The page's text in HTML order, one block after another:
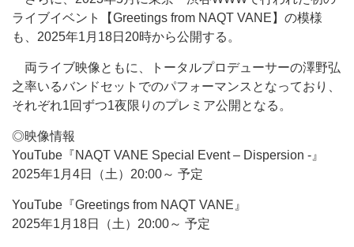
ライブイベント【Greetings from NAQT VANE】の模様
も、2025年1月18日20時から公開する。
両ライブ映像ともに、トータルプロデューサーの澤野弘
之率いるバンドセットでのパフォーマンスとなっており、
それぞれ1回ずつ1夜限りのプレミア公開となる。
◎映像情報
YouTube『NAQT VANE Special Event – Dispersion -』
2025年1月4日（土）20:00～ 予定
YouTube『Greetings from NAQT VANE』
2025年1月18日（土）20:00～ 予定